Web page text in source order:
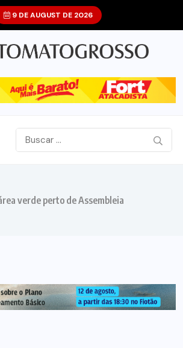
9 DE AUGUST DE 2026
verde perto de Assembleia